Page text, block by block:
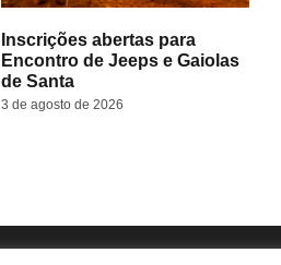
Inscrições abertas para
Encontro de Jeeps e Gaiolas
de Santa
3 de agosto de 2026